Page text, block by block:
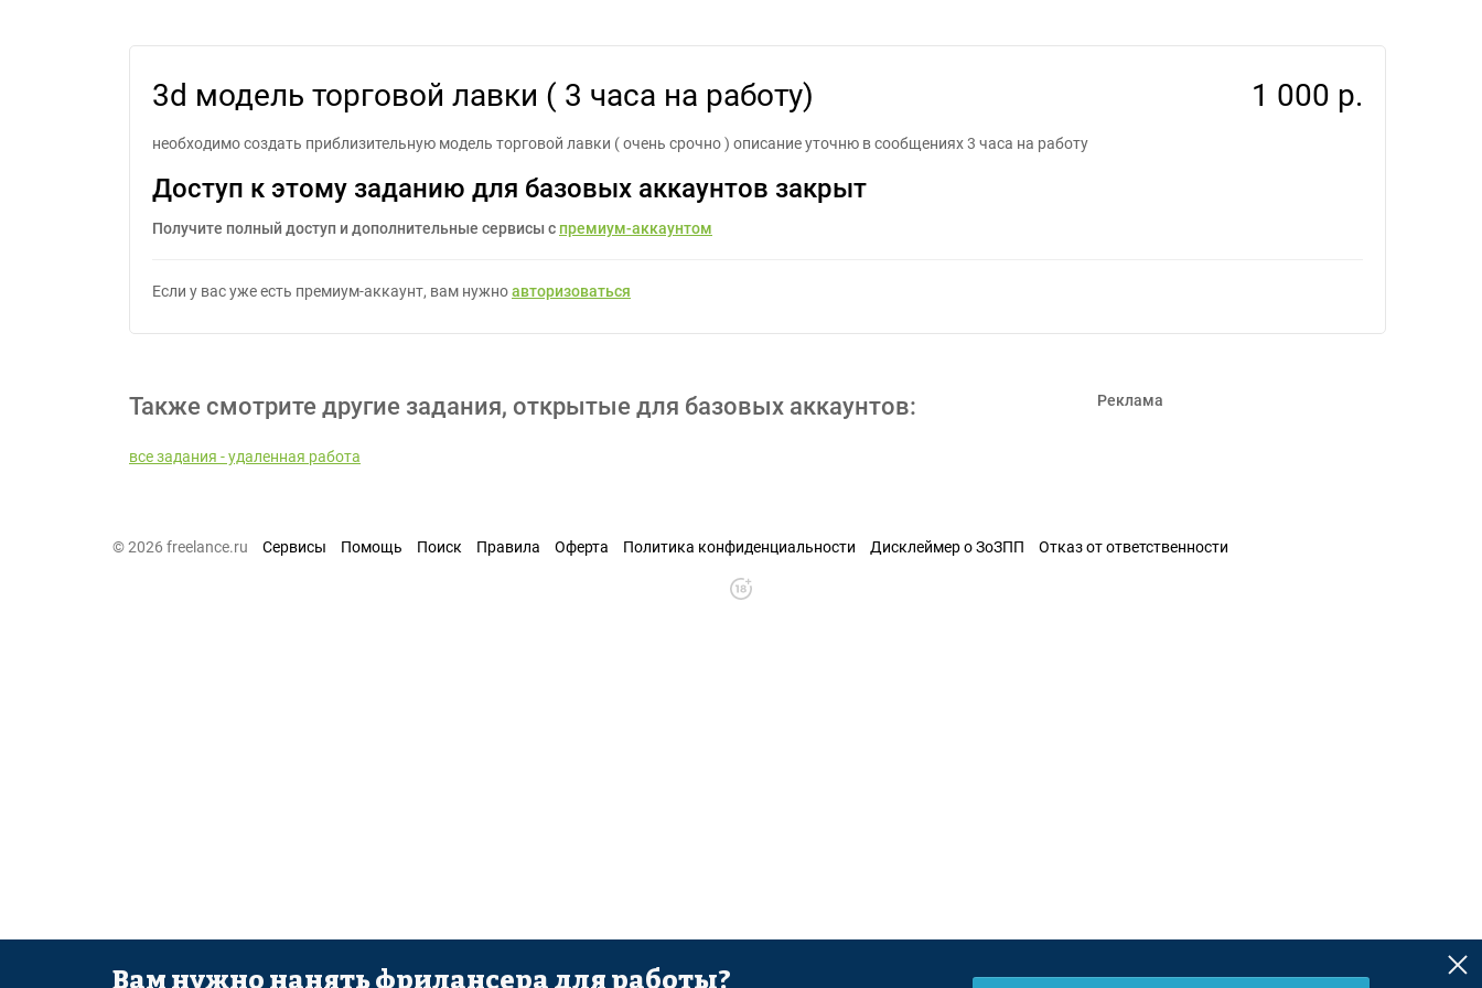
3d модель торговой лавки ( 3 часа на работу) 1 000 р.
необходимо создать приблизительную модель торговой лавки ( очень срочно ) описание уточню в сообщениях 3 часа на работу
Доступ к этому заданию для базовых аккаунтов закрыт
Получите полный доступ и дополнительные сервисы с премиум-аккаунтом
Если у вас уже есть премиум-аккаунт, вам нужноавторизоваться
Также смотрите другие задания, открытые для базовых аккаунтов:
все задания - удаленная работа
Реклама
© 2026 freelance.ru Сервисы Помощь Поиск Правила Оферта Политика конфиденциальности Дисклеймер о ЗоЗПП Отказ от ответственности
Вам нужно нанять фрилансера для работы?